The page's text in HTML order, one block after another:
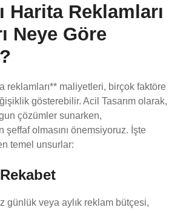
Harita Reklamları
Neye Göre
reklamları** maliyetleri, birçok faktöre
gösterebilir. Acil Tasarım olarak,
çözümler sunarken,
şeffaf olmasını önemsiyoruz. İşte
temel unsurlar:
günlük veya aylık reklam bütçesi,